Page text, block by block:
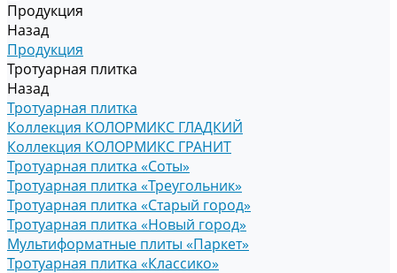
Продукция
Назад
Продукция
Тротуарная плитка
Назад
Тротуарная плитка
Коллекция КОЛОРМИКС ГЛАДКИЙ
Коллекция КОЛОРМИКС ГРАНИТ
Тротуарная плитка «Соты»
Тротуарная плитка «Треугольник»
Тротуарная плитка «Старый город»
Тротуарная плитка «Новый город»
Мультиформатные плиты «Паркет»
Тротуарная плитка «Классико»